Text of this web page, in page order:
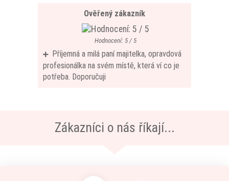
Ověřený zákazník
Hodnocení: 5 / 5
Příjemná a milá paní majitelka, opravdová
profesionálka na svém místě, která ví co je
potřeba. Doporučuji
Zákazníci o nás říkají...